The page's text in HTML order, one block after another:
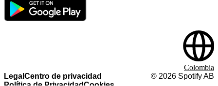
Legal Centro de privacidad
© 2026 Spotify AB
Colombia